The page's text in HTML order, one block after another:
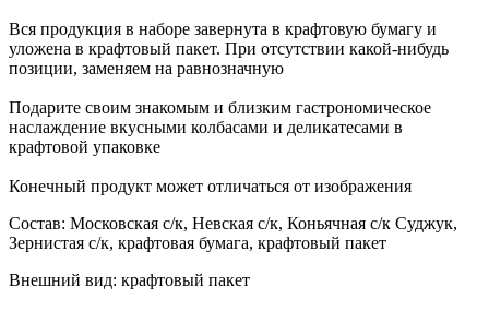
Вся продукция в наборе завернута в крафтовую бумагу и
уложена в крафтовый пакет. При отсутствии какой-нибудь
позиции, заменяем на равнозначную
Подарите своим знакомым и близким гастрономическое
наслаждение вкусными колбасами и деликатесами в
крафтовой упаковке
Конечный продукт может отличаться от изображения
Состав: Московская с/к, Невская с/к, Коньячная с/к Суджук,
Зернистая с/к, крафтовая бумага, крафтовый пакет
Внешний вид: крафтовый пакет